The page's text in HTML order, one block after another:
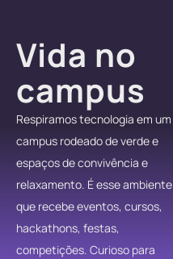
Vida no
campus
Respiramos tecnologia em um
campus rodeado de verde e
espaços de convivência e
relaxamento. É esse ambiente
que recebe eventos, cursos,
hackathons, festas,
competições. Curioso para